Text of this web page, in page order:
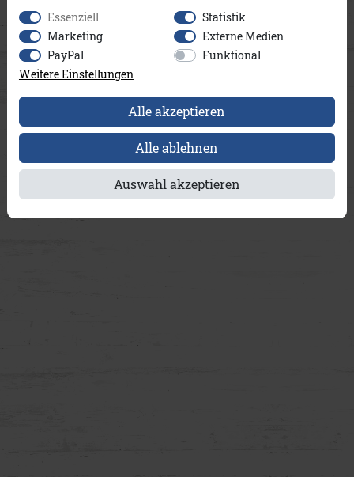
Essenziell
Statistik
Marketing
Externe Medien
PayPal
Funktional
Weitere Einstellungen
Alle akzeptieren
Alle ablehnen
Auswahl akzeptieren